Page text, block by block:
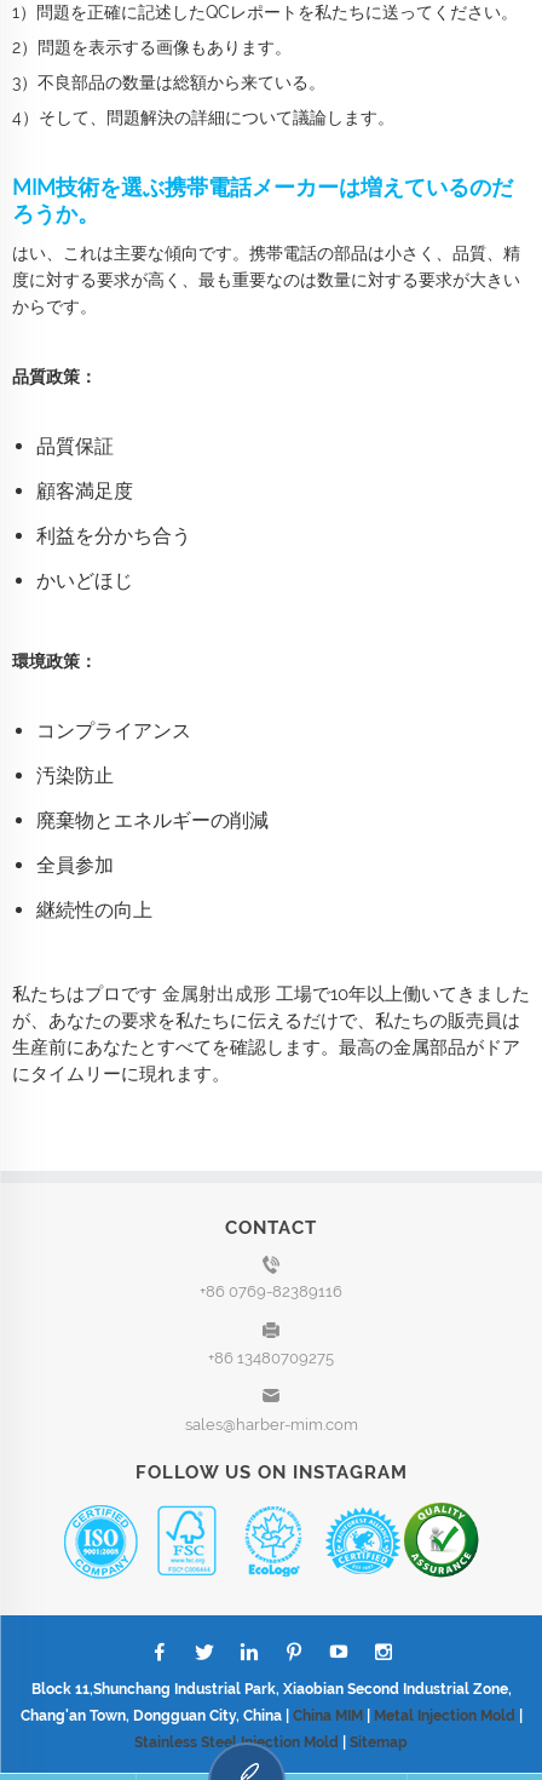
1）問題を正確に記述したQCレポートを私たちに送ってください。
2）問題を表示する画像もあります。
3）不良部品の数量は総額から来ている。
4）そして、問題解決の詳細について議論します。
MIM技術を選ぶ携帯電話メーカーは増えているのだ
ろうか。
はい、これは主要な傾向です。携帯電話の部品は小さく、品質、精
度に対する要求が高く、最も重要なのは数量に対する要求が大きい
からです。
品質政策：
品質保証
顧客満足度
利益を分かち合う
かいどほじ
環境政策：
コンプライアンス
汚染防止
廃棄物とエネルギーの削減
全員参加
継続性の向上
私たちはプロです 金属射出成形 工場で10年以上働いてきました
が、あなたの要求を私たちに伝えるだけで、私たちの販売員は
生産前にあなたとすべてを確認します。最高の金属部品がドア
にタイムリーに現れます。
CONTACT
+86 0769-82389116
+86 13480709275
sales@harber-mim.com
FOLLOW US ON INSTAGRAM
Block 11,Shunchang Industrial Park, Xiaobian Second Industrial Zone,
Chang'an Town, Dongguan City, China | China MIM| Metal Injection Mold
Stainless Steel Injection Mold
Sitemap